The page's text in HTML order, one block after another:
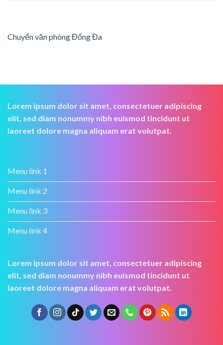
Chuyển văn phòng Đống Đa
Lorem ipsum dolor sit amet, consectetuer adipiscing
elit, sed diam nonummy nibh euismod tincidunt ut
laoreet dolore magna aliquam erat volutpat.
Menu link 1
Menu link 2
Menu link 3
Menu link 4
Lorem ipsum dolor sit amet, consectetuer adipiscing
elit, sed diam nonummy nibh euismod tincidunt ut
laoreet dolore magna aliquam erat volutpat.